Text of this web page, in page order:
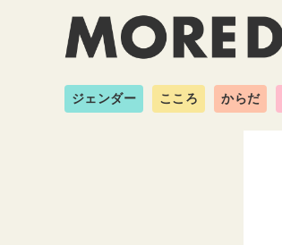
ジェンダー こころ からだ